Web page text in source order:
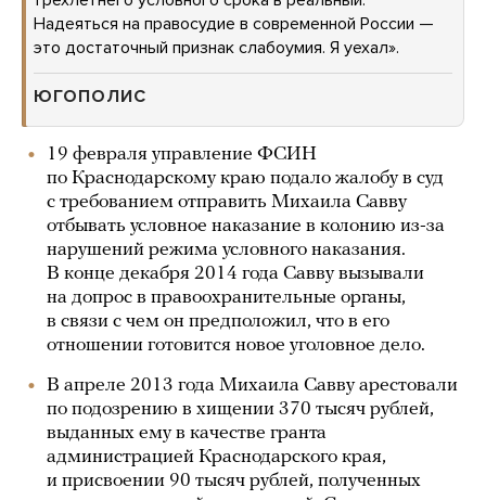
Надеяться на правосудие в современной России —
это достаточный признак слабоумия. Я уехал».
ЮГОПОЛИС
19 февраля управление ФСИН
по Краснодарскому краю подало жалобу в суд
с требованием отправить Михаила Савву
отбывать условное наказание в колонию из-за
нарушений режима условного наказания.
В конце декабря 2014 года Савву вызывали
на допрос в правоохранительные органы,
в связи с чем он предположил, что в его
отношении готовится новое уголовное дело.
В апреле 2013 года Михаила Савву арестовали
по подозрению в хищении 370 тысяч рублей,
выданных ему в качестве гранта
администрацией Краснодарского края,
и присвоении 90 тысяч рублей, полученных